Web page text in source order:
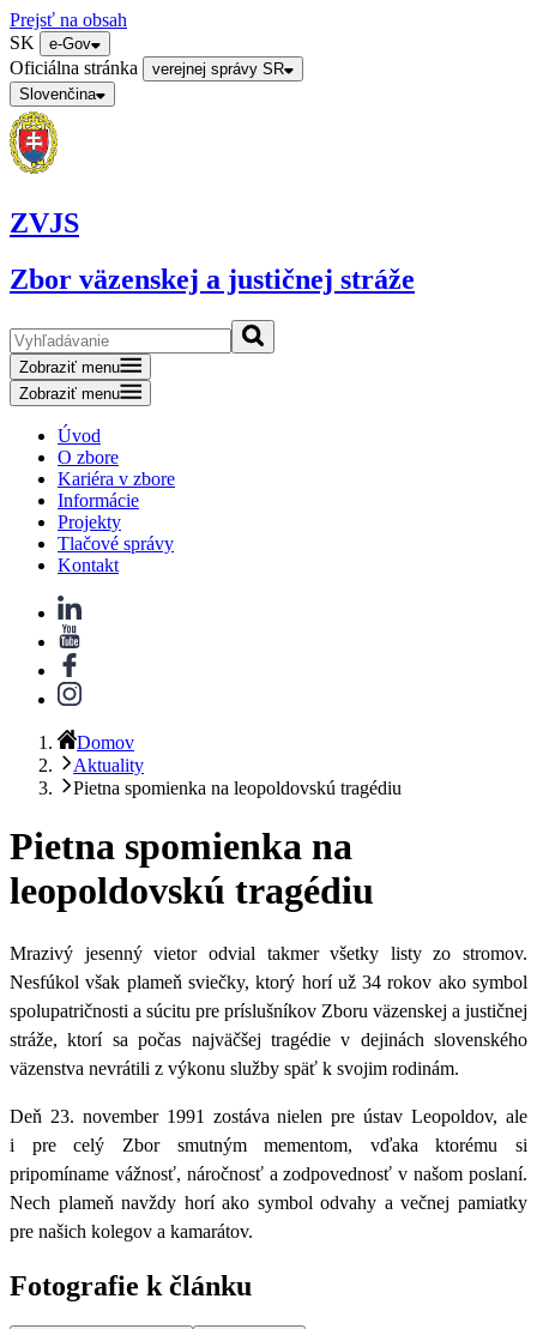
Prejsť na obsah
SK
e-Gov
Oficiálna stránka
verejnej správy SR
Slovenčina
ZVJS
Zbor väzenskej a justičnej stráže
Zobraziť menu
Zobraziť menu
Úvod
O zbore
Kariéra v zbore
Informácie
Projekty
Tlačové správy
Kontakt
Domov
Aktuality
Pietna spomienka na leopoldovskú tragédiu
Pietna spomienka na
leopoldovskú tragédiu
Mrazivý jesenný vietor odvial takmer všetky listy zo stromov.
Nesfúkol však plameň sviečky, ktorý horí už 34 rokov ako symbol
spolupatričnosti a súcitu pre príslušníkov Zboru väzenskej a justičnej
stráže, ktorí sa počas najväčšej tragédie v dejinách slovenského
väzenstva nevrátili z výkonu služby späť k svojim rodinám.
Deň 23. november 1991 zostáva nielen pre ústav Leopoldov, ale
i pre celý Zbor smutným mementom, vďaka ktorému si
pripomíname vážnosť, náročnosť a zodpovednosť v našom poslaní.
Nech plameň navždy horí ako symbol odvahy a večnej pamiatky
pre našich kolegov a kamarátov.
Fotografie k článku